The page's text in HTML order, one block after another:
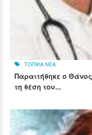
ΤΟΠΙΚΑ ΝΕΑ
Παραιτήθηκε ο
τη θέση του...